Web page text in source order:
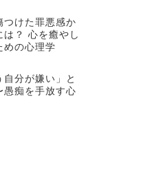
つけた罪悪感か
は？ 心を癒やし
めの心理学
自分が嫌い」と
痴を手放す心